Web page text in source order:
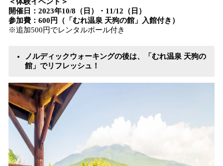
開催日：2023年10/8（日）・11/12（日）
参加費：600円（「むれ温泉 天狗の館」入館付き）
※追加500円でレンタルポール付き
ノルディックウォーキングの後は、「むれ温泉 天狗の
館」でリフレッシュ！